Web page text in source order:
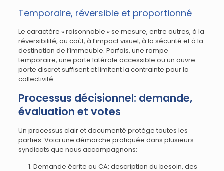
Temporaire, réversible et proportionné
Le caractère « raisonnable » se mesure, entre autres, à la
réversibilité, au coût, à l’impact visuel, à la sécurité et à la
destination de l’immeuble. Parfois, une rampe
temporaire, une porte latérale accessible ou un ouvre-
porte discret suffisent et limitent la contrainte pour la
collectivité.
Processus décisionnel: demande,
évaluation et votes
Un processus clair et documenté protège toutes les
parties. Voici une démarche pratiquée dans plusieurs
syndicats que nous accompagnons:
Demande écrite au CA: description du besoin, des